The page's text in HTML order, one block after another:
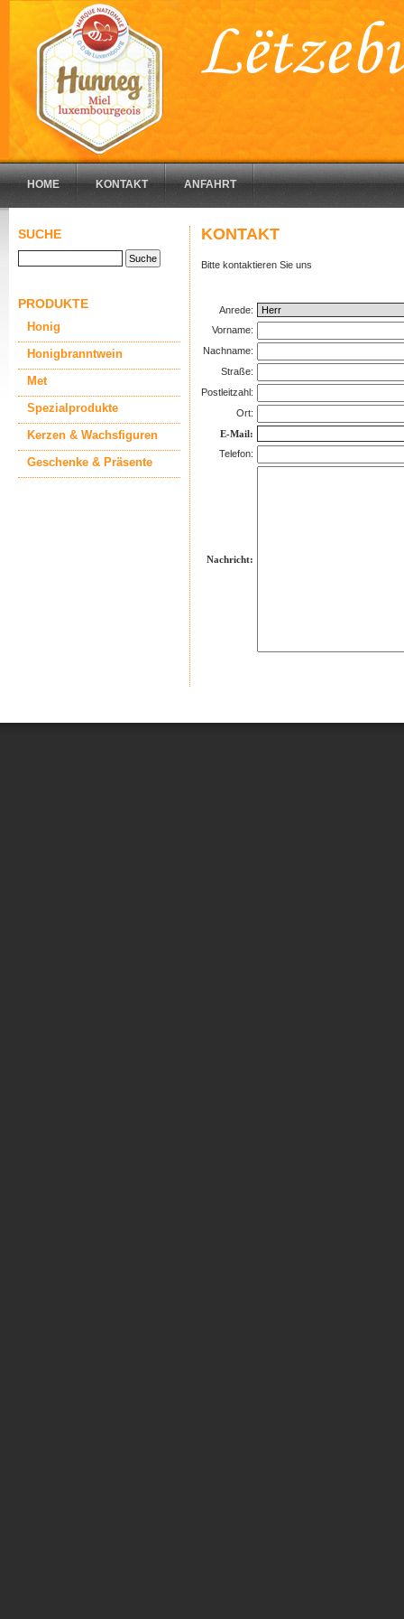
HOME KONTAKT ANFAHRT
SUCHE
PRODUKTE
Honig
Honigbranntwein
Met
Spezialprodukte
Kerzen & Wachsfiguren
Geschenke & Präsente
KONTAKT
Bitte kontaktieren Sie uns
Anrede:
Vorname:
Nachname:
Straße:
Postleitzahl:
Ort:
E-Mail:
Telefon:
Nachricht: